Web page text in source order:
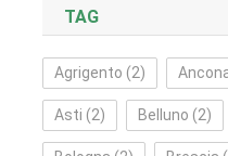
TAG
Agrigento (2)
Asti (2) Belluno (2)